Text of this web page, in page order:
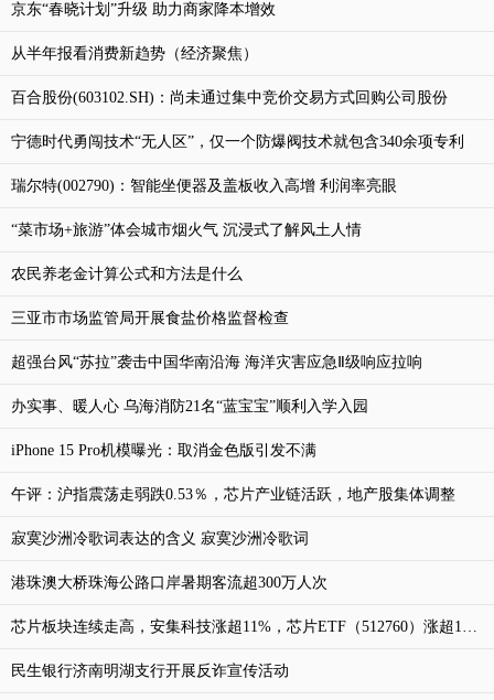
京东“春晓计划”升级 助力商家降本增效
从半年报看消费新趋势（经济聚焦）
百合股份(603102.SH)：尚未通过集中竞价交易方式回购公司股份
宁德时代勇闯技术“无人区”，仅一个防爆阀技术就包含340余项专利
瑞尔特(002790)：智能坐便器及盖板收入高增 利润率亮眼
“菜市场+旅游”体会城市烟火气 沉浸式了解风土人情
农民养老金计算公式和方法是什么
三亚市市场监管局开展食盐价格监督检查
超强台风“苏拉”袭击中国华南沿海 海洋灾害应急Ⅱ级响应拉响
办实事、暖人心 乌海消防21名“蓝宝宝”顺利入学入园
iPhone 15 Pro机模曝光：取消金色版引发不满
午评：沪指震荡走弱跌0.53％，芯片产业链活跃，地产股集体调整
寂寞沙洲冷歌词表达的含义 寂寞沙洲冷歌词
港珠澳大桥珠海公路口岸暑期客流超300万人次
芯片板块连续走高，安集科技涨超11%，芯片ETF（512760）涨超1%，成交额超2.4亿元
民生银行济南明湖支行开展反诈宣传活动